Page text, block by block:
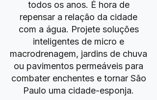
todos os anos. É hora de
repensar a relação da cidade
com a água. Projete soluções
inteligentes de micro e
macrodrenagem, jardins de chuva
ou pavimentos permeáveis para
combater enchentes e tornar São
Paulo uma cidade-esponja.